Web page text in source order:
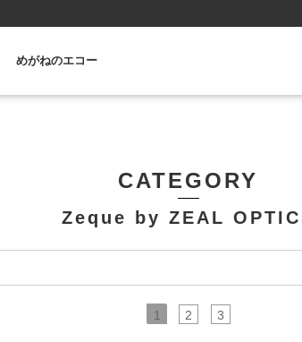
めがねのエコー
CATEGORY
Zeque by ZEAL
1 2 3